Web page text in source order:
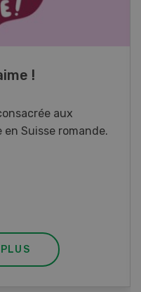
songez à le faire?
nécessaire. Si